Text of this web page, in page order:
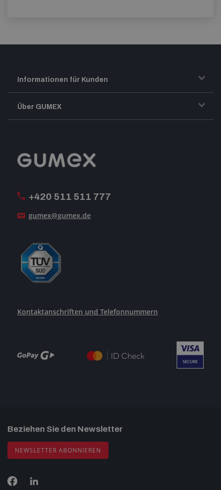
+420 511 511 777
gumex@gumex.de
Kontaktanschriften und Telefonnummern
Informationen für Kunden
Transport und Warenversand
Reklamation
Über GUMEX
GUMEX stellt sich vor
Beziehen Sie den Newsletter
NEWSLETTER ABONNIEREN